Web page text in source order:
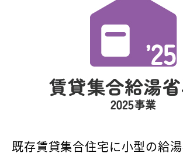
既存賃貸集合住宅に小型の給